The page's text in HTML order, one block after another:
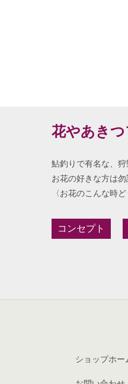
花やあき
鮎釣りで有名な、狩
お花の好きな方は
〈お花のこんな時
コンセプト
ショップホー